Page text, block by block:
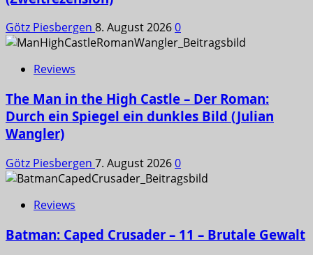
Götz Piesbergen 8. August 20260
Reviews
The Man in the High Castle – Der Roman:
Durch ein Spiegel ein dunkles Bild (Julian
Wangler)
Götz Piesbergen 7. August 20260
Reviews
Batman: Caped Crusader – 11 – Brutale Gewalt